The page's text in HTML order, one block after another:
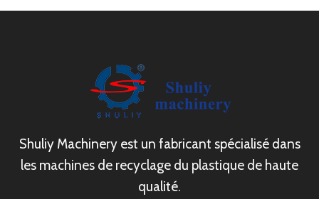
Shuliy Machinery est un fabricant spécialisé dans
les machines de recyclage du plastique de haute
qualité.